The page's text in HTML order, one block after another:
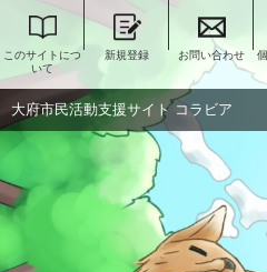
このサイトにつ
いて
新規登録 お問い合わせ
大府市民活動支援サイト コラビア